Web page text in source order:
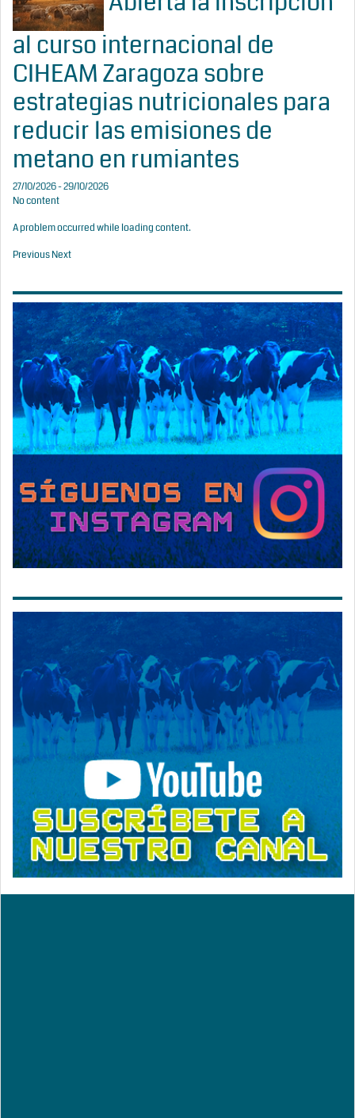
al curso internacional de
CIHEAM Zaragoza sobre
estrategias nutricionales para
reducir las emisiones de
metano en rumiantes
27/10/2026 - 29/10/2026
No content
A problem occurred while loading content.
PreviousNext